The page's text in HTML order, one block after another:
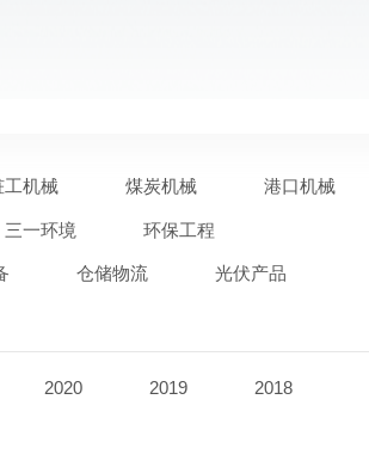
工机械 煤炭机械 港口机械
三一环境 环保工程
仓储物流 光伏产品
2020 2019 2018